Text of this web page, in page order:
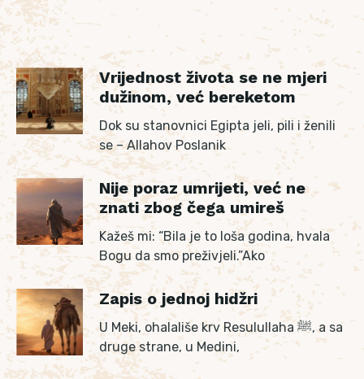
Vrijednost života se ne mjeri
dužinom, već bereketom
Dok su stanovnici Egipta jeli, pili i ženili
se – Allahov Poslanik
Nije poraz umrijeti, već ne
znati zbog čega umireš
Kažeš mi: “Bila je to loša godina, hvala
Bogu da smo preživjeli.”Ako
Zapis o jednoj hidžri
U Meki, ohalališe krv Resulullaha ﷺ, a sa
druge strane, u Medini,